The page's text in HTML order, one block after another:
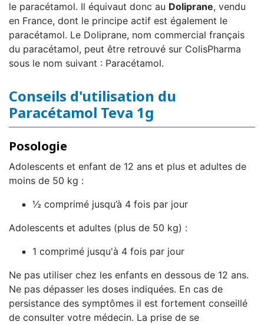
le paracétamol. Il équivaut donc au Doliprane, vendu
en France, dont le principe actif est également le
paracétamol. Le Doliprane, nom commercial français
du paracétamol, peut être retrouvé sur ColisPharma
sous le nom suivant : Paracétamol.
Conseils d'utilisation du
Paracétamol Teva 1g
Posologie
Adolescents et enfant de 12 ans et plus et adultes de
moins de 50 kg :
½ comprimé jusqu’à 4 fois par jour
Adolescents et adultes (plus de 50 kg) :
1 comprimé jusqu'à 4 fois par jour
Ne pas utiliser chez les enfants en dessous de 12 ans.
Ne pas dépasser les doses indiquées. En cas de
persistance des symptômes il est fortement conseillé
de consulter votre médecin. La prise de se